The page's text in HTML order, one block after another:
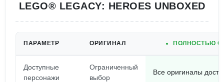
LEGO® LEGACY: HEROES UNBOXED
ПАРАМЕТР ОРИГИНАЛ ПОЛНОСТЬЮ
Доступные
персонажи
Ограниченный
выбор
Все оригиналы